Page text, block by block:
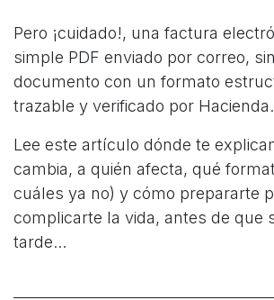
Pero ¡cuidado!, una factura
simple PDF enviado por correo,
documento con un formato
trazable y verificado por Hacienda.
Lee este artículo dónde te
cambia, a quién afecta, qué
cuáles ya no) y cómo prepararte
complicarte la vida, antes de que
tarde...